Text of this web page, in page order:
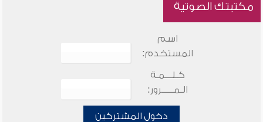
مكتبتك الصوتية
اسم
المستخدم:
كـلـــمـة
الـمـــــرور:
دخول المشتركين